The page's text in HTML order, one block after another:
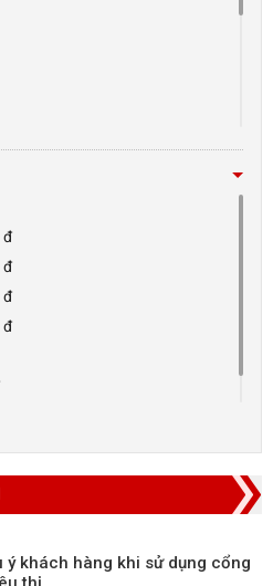
đ
đ
đ
đ
ý khách hàng khi sử dụng cổng